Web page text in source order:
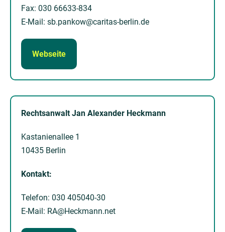
Fax: 030 66633-834
E-Mail: sb.pankow@caritas-berlin.de
Webseite
Rechtsanwalt Jan Alexander Heckmann
Kastanienallee 1
10435 Berlin
Kontakt:
Telefon: 030 405040-30
E-Mail: RA@Heckmann.net